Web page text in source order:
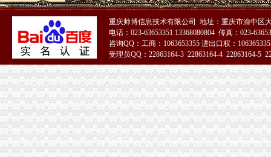
龙溪股份：六届十二次董事会决议公告_龙溪股份（）_公告正
中国邮政集团公司湖南省武冈市龙溪邮政支局_【电话地址_招聘信息_
渝北区龙溪街道开味杂店联系方式_信用报告_工商信息-启信宝
山西省平顺县龙溪新城村开苗烟酒副食店
龙溪股份（）_实时行_证券之星
龙溪开公司
【重庆龙溪小学校创业板开通怎么开有条件股权质押】价格_厂家_图
【龙溪香岸】3.18龙溪沿街带租铺限量开抢98折钜惠送家电_龙溪香岸
乐清市阀门厂气动蝶阀 龙溪商会与青田铸制阀门协会配开进步两天阀
重庆具公司重庆龙溪修换销售安装指纹密码-直辖市重庆
【提前看】12日公告精选：龙溪股份减持兴业证券185万股_证券时报网
【58同城】重庆渝北龙溪香港公司注册_注册香港公司_离岸公司注册
重庆帅博信息技术有限公司 地址：重庆市渝中区
电话：023-63653351 13368080804 传真：023-
咨询QQ：工商：1063653355 进出口权：
受理员QQ：22863164-3 22863164-4 22863164-5
51La